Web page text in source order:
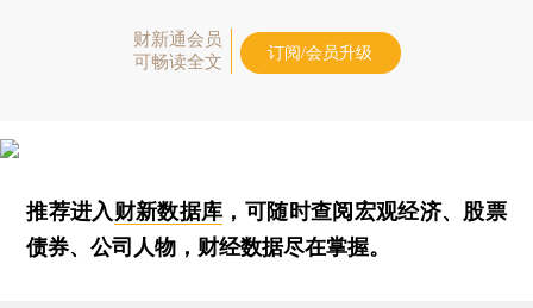
财新通会员
可畅读全文
订阅/会员升级
推荐进入财新数据库 ，可随时查阅宏观经济、股票
债券、公司人物，财经数据尽在掌握。